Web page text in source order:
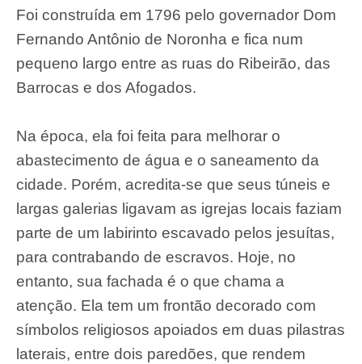
Foi construída em 1796 pelo governador Dom
Fernando Antônio de Noronha e fica num
pequeno largo entre as ruas do Ribeirão, das
Barrocas e dos Afogados.
Na época, ela foi feita para melhorar o
abastecimento de água e o saneamento da
cidade. Porém, acredita-se que seus túneis e
largas galerias ligavam as igrejas locais faziam
parte de um labirinto escavado pelos jesuítas,
para contrabando de escravos. Hoje, no
entanto, sua fachada é o que chama a
atenção. Ela tem um frontão decorado com
símbolos religiosos apoiados em duas pilastras
laterais, entre dois paredões, que rendem